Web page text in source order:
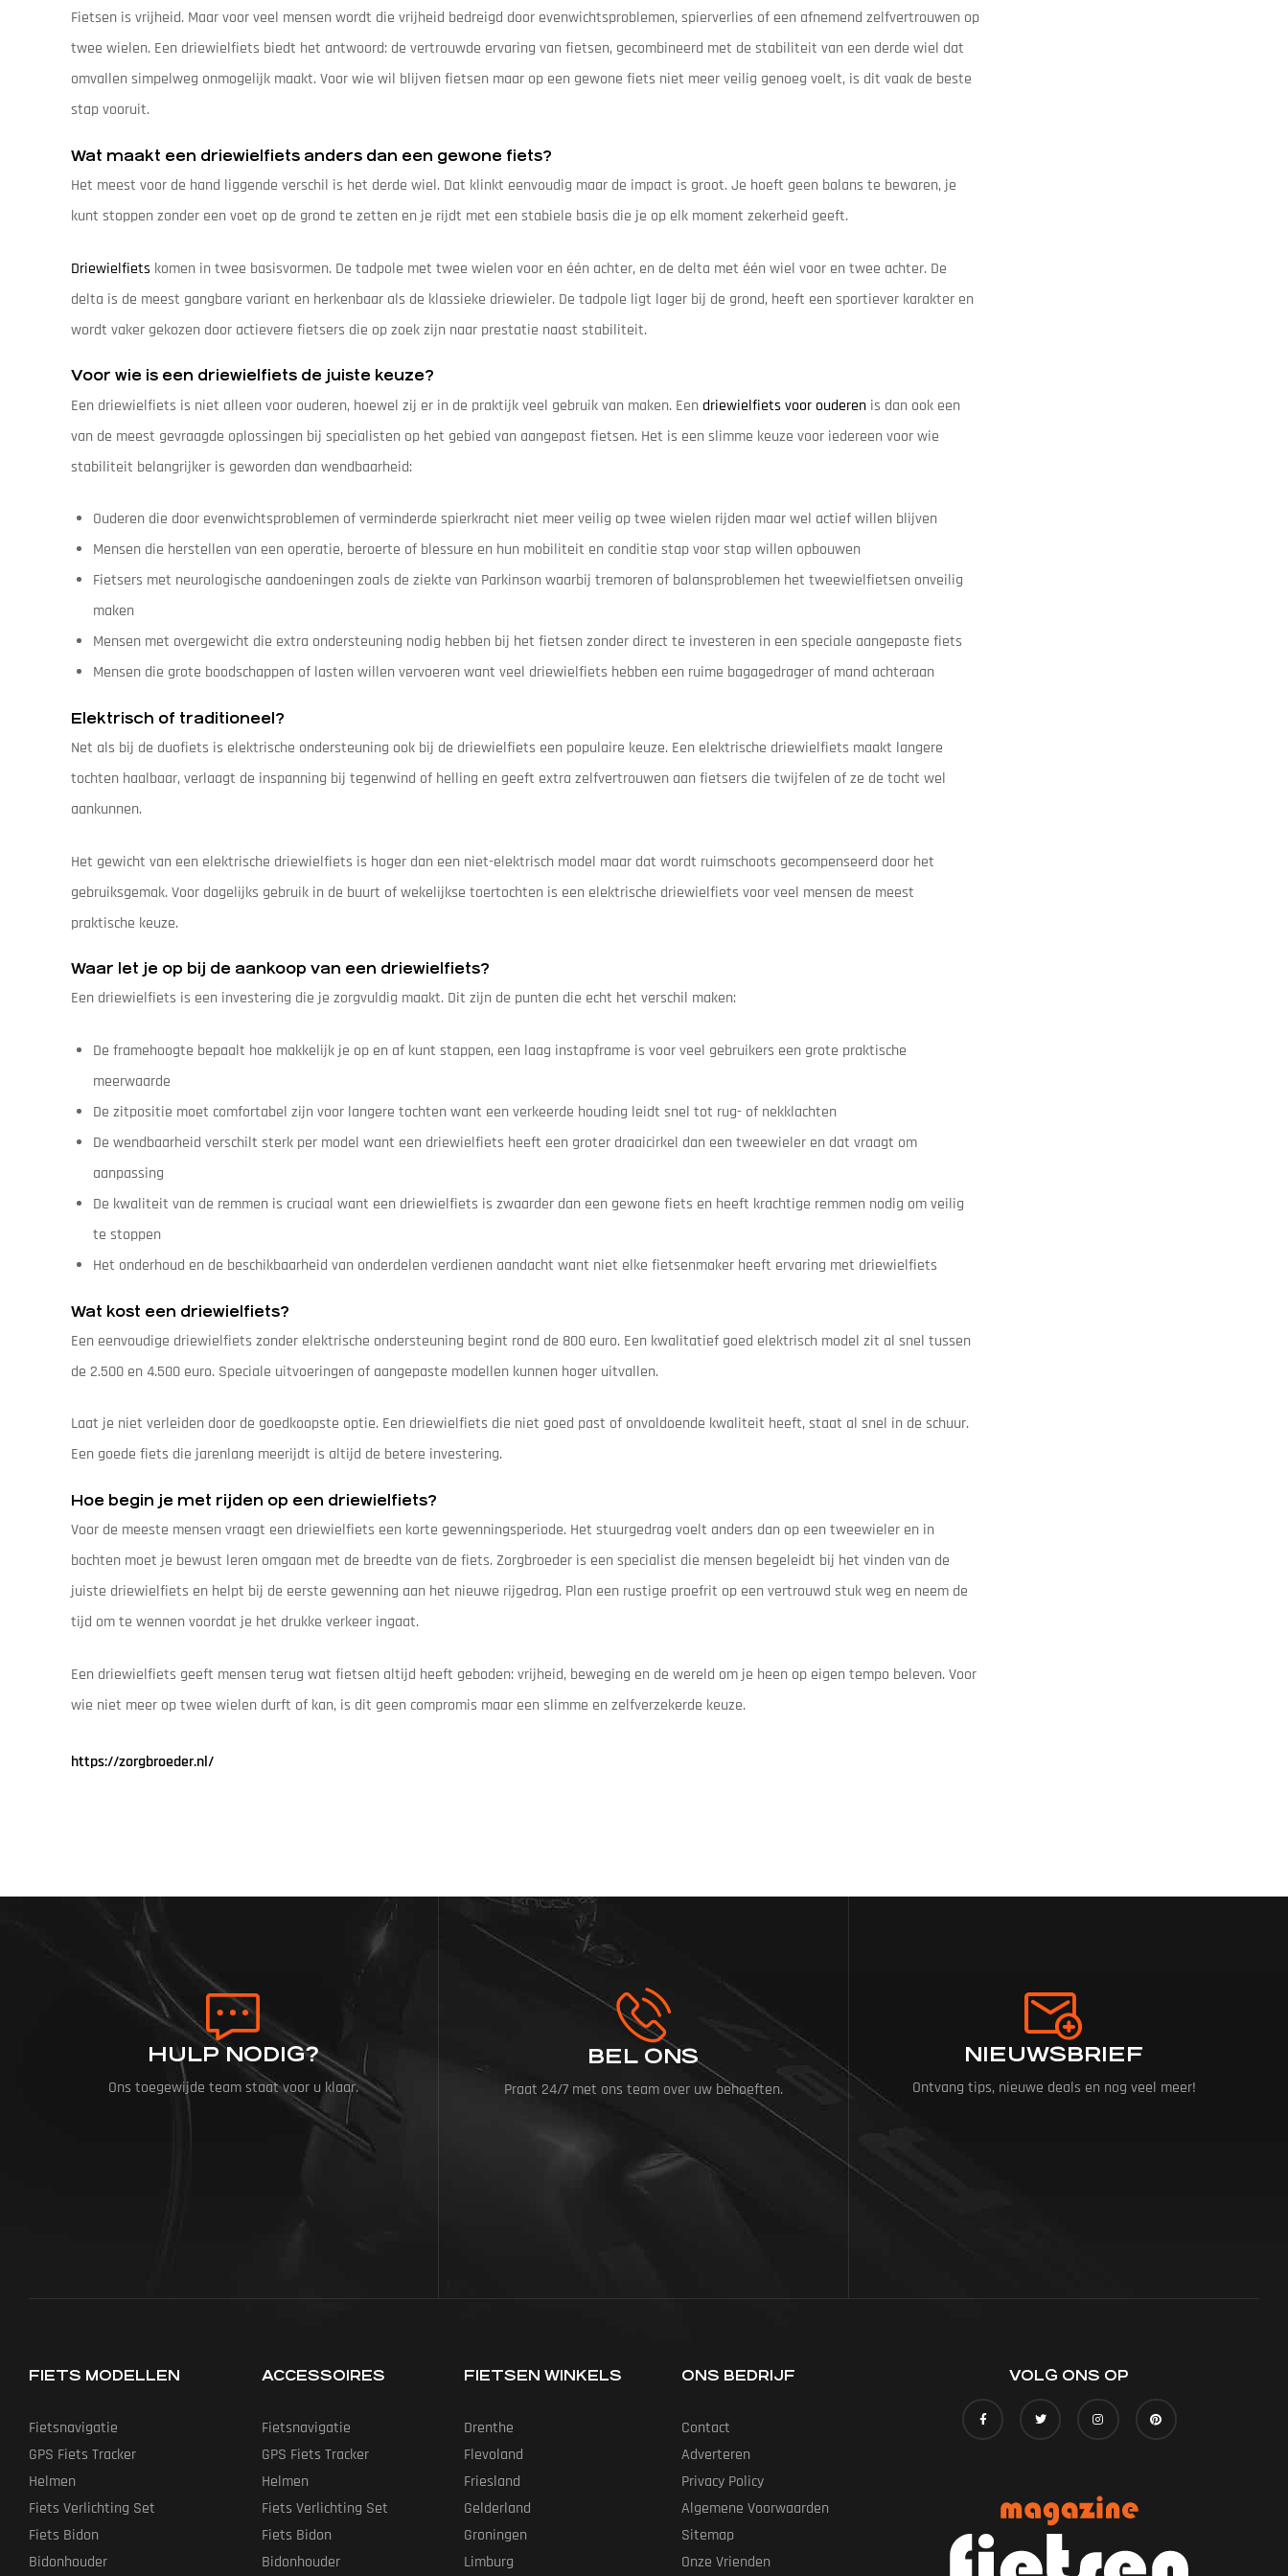
Fietsen is vrijheid. Maar voor veel mensen wordt die vrijheid bedreigd door evenwichtsproblemen, spierverlies of een afnemend zelfvertrouwen op
twee wielen. Een driewielfiets biedt het antwoord: de vertrouwde ervaring van fietsen, gecombineerd met de stabiliteit van een derde wiel dat
omvallen simpelweg onmogelijk maakt. Voor wie wil blijven fietsen maar op een gewone fiets niet meer veilig genoeg voelt, is dit vaak de beste
stap vooruit.
Wat maakt een driewielfiets anders dan een gewone fiets?
Het meest voor de hand liggende verschil is het derde wiel. Dat klinkt eenvoudig maar de impact is groot. Je hoeft geen balans te bewaren, je
kunt stoppen zonder een voet op de grond te zetten en je rijdt met een stabiele basis die je op elk moment zekerheid geeft.
Driewielfiets komen in twee basisvormen. De tadpole met twee wielen voor en één achter, en de delta met één wiel voor en twee achter. De
delta is de meest gangbare variant en herkenbaar als de klassieke driewieler. De tadpole ligt lager bij de grond, heeft een sportiever karakter en
wordt vaker gekozen door actievere fietsers die op zoek zijn naar prestatie naast stabiliteit.
Voor wie is een driewielfiets de juiste keuze?
Een driewielfiets is niet alleen voor ouderen, hoewel zij er in de praktijk veel gebruik van maken. Een driewielfiets voor ouderen is dan ook een
van de meest gevraagde oplossingen bij specialisten op het gebied van aangepast fietsen. Het is een slimme keuze voor iedereen voor wie
stabiliteit belangrijker is geworden dan wendbaarheid:
Ouderen die door evenwichtsproblemen of verminderde spierkracht niet meer veilig op twee wielen rijden maar wel actief willen blijven
Mensen die herstellen van een operatie, beroerte of blessure en hun mobiliteit en conditie stap voor stap willen opbouwen
Fietsers met neurologische aandoeningen zoals de ziekte van Parkinson waarbij tremoren of balansproblemen het tweewielfietsen onveilig
maken
Mensen met overgewicht die extra ondersteuning nodig hebben bij het fietsen zonder direct te investeren in een speciale aangepaste fiets
Mensen die grote boodschappen of lasten willen vervoeren want veel driewielfiets hebben een ruime bagagedrager of mand achteraan
Elektrisch of traditioneel?
Net als bij de duofiets is elektrische ondersteuning ook bij de driewielfiets een populaire keuze. Een elektrische driewielfiets maakt langere
tochten haalbaar, verlaagt de inspanning bij tegenwind of helling en geeft extra zelfvertrouwen aan fietsers die twijfelen of ze de tocht wel
aankunnen.
Het gewicht van een elektrische driewielfiets is hoger dan een niet-elektrisch model maar dat wordt ruimschoots gecompenseerd door het
gebruiksgemak. Voor dagelijks gebruik in de buurt of wekelijkse toertochten is een elektrische driewielfiets voor veel mensen de meest
praktische keuze.
Waar let je op bij de aankoop van een driewielfiets?
Een driewielfiets is een investering die je zorgvuldig maakt. Dit zijn de punten die echt het verschil maken:
De framehoogte bepaalt hoe makkelijk je op en af kunt stappen, een laag instapframe is voor veel gebruikers een grote praktische
meerwaarde
De zitpositie moet comfortabel zijn voor langere tochten want een verkeerde houding leidt snel tot rug- of nekklachten
De wendbaarheid verschilt sterk per model want een driewielfiets heeft een groter draaicirkel dan een tweewieler en dat vraagt om
aanpassing
De kwaliteit van de remmen is cruciaal want een driewielfiets is zwaarder dan een gewone fiets en heeft krachtige remmen nodig om veilig
te stoppen
Het onderhoud en de beschikbaarheid van onderdelen verdienen aandacht want niet elke fietsenmaker heeft ervaring met driewielfiets
Wat kost een driewielfiets?
Een eenvoudige driewielfiets zonder elektrische ondersteuning begint rond de 800 euro. Een kwalitatief goed elektrisch model zit al snel tussen
de 2.500 en 4.500 euro. Speciale uitvoeringen of aangepaste modellen kunnen hoger uitvallen.
Laat je niet verleiden door de goedkoopste optie. Een driewielfiets die niet goed past of onvoldoende kwaliteit heeft, staat al snel in de schuur.
Een goede fiets die jarenlang meerijdt is altijd de betere investering.
Hoe begin je met rijden op een driewielfiets?
Voor de meeste mensen vraagt een driewielfiets een korte gewenningsperiode. Het stuurgedrag voelt anders dan op een tweewieler en in
bochten moet je bewust leren omgaan met de breedte van de fiets. Zorgbroeder is een specialist die mensen begeleidt bij het vinden van de
juiste driewielfiets en helpt bij de eerste gewenning aan het nieuwe rijgedrag. Plan een rustige proefrit op een vertrouwd stuk weg en neem de
tijd om te wennen voordat je het drukke verkeer ingaat.
Een driewielfiets geeft mensen terug wat fietsen altijd heeft geboden: vrijheid, beweging en de wereld om je heen op eigen tempo beleven. Voor
wie niet meer op twee wielen durft of kan, is dit geen compromis maar een slimme en zelfverzekerde keuze.
https://zorgbroeder.nl/
HULP NODIG?
Ons toegewijde team staat voor u klaar.
BEL ONS
Praat 24/7 met ons team over uw behoeften.
NIEUWSBRIEF
Ontvang tips, nieuwe deals en nog veel meer!
FIETS MODELLEN
Fietsnavigatie
GPS Fiets Tracker
Helmen
Fiets Verlichting Set
Fiets Bidon
Bidonhouder
ACCESSOIRES
Fietsnavigatie
GPS Fiets Tracker
Helmen
Fiets Verlichting Set
Fiets Bidon
Bidonhouder
FIETSEN WINKELS
Drenthe
Flevoland
Friesland
Gelderland
Groningen
Limburg
ONS BEDRIJF
Contact
Adverteren
Privacy Policy
Algemene Voorwaarden
Sitemap
Onze Vrienden
VOLG ONS OP